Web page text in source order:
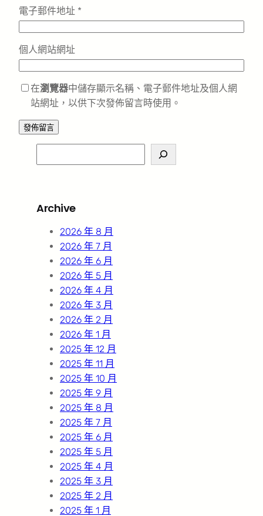
電子郵件地址 *
個人網站網址
在瀏覽器中儲存顯示名稱、電子郵件地址及個人網
站網址，以供下次發佈留言時使用。
e
c
Archive
2026 年 8 月
2026 年 7 月
2026 年 6 月
2026 年 5 月
2026 年 4 月
2026 年 3 月
2026 年 2 月
2026 年 1 月
2025 年 12 月
2025 年 11 月
2025 年 10 月
2025 年 9 月
2025 年 8 月
2025 年 7 月
2025 年 6 月
2025 年 5 月
2025 年 4 月
2025 年 3 月
2025 年 2 月
2025 年 1 月